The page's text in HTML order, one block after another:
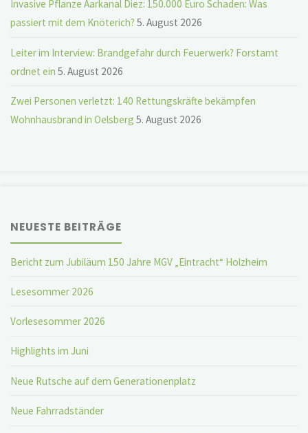
Invasive Pflanze Aarkanal Diez: 150.000 Euro Schaden: Was
passiert mit dem Knöterich? 5. August 2026
Leiter im Interview: Brandgefahr durch Feuerwerk? Forstamt
ordnet ein 5. August 2026
Zwei Personen verletzt: 140 Rettungskräfte bekämpfen
Wohnhausbrand in Oelsberg 5. August 2026
NEUESTE BEITRÄGE
Bericht zum Jubiläum 150 Jahre MGV „Eintracht“ Holzheim
Lesesommer 2026
Vorlesesommer 2026
Highlights im Juni
Neue Rutsche auf dem Generationenplatz
Neue Fahrradständer